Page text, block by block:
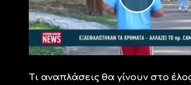
Τι αναπλάσεις θα γίνουν στο